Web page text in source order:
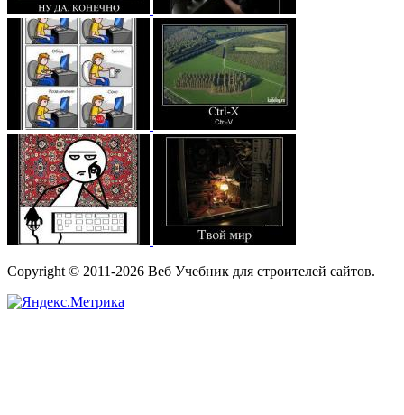
Copyright © 2011-2026 Веб Учебник для строителей сайтов.